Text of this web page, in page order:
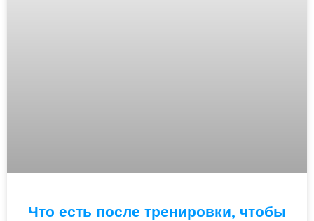
Что есть после тренировки, чтобы